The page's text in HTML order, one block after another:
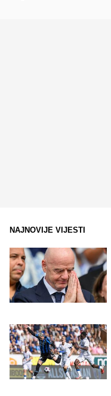
NAJNOVIJE VIJESTI